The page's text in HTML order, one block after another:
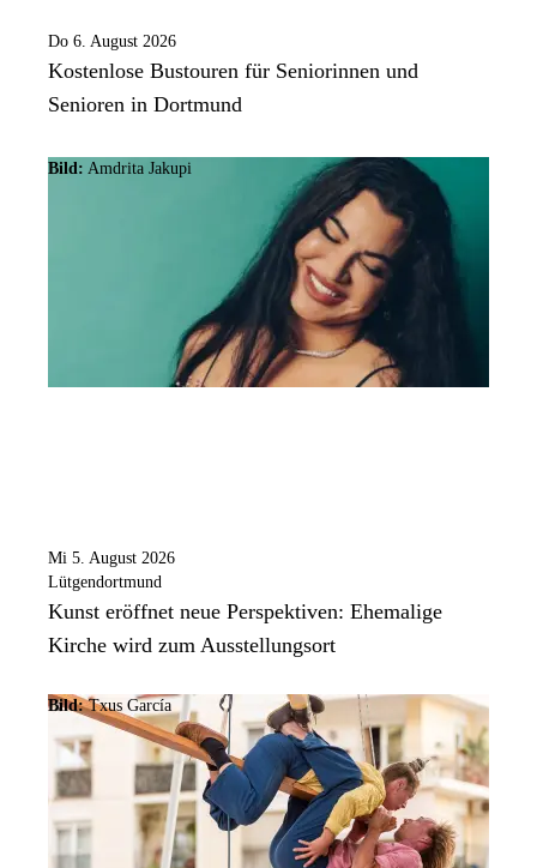
Do 6. August 2026
Kostenlose Bustouren für Seniorinnen und
Senioren in Dortmund
Bild: Amdrita Jakupi
Mi 5. August 2026
Lütgendortmund
Kunst eröffnet neue Perspektiven: Ehemalige
Kirche wird zum Ausstellungsort
Bild: Txus García